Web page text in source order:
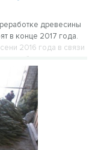
древесины
в конце 2017 года.
2016 года в связи
будут
проекта. Об
хозяйства
«Интерфакс»